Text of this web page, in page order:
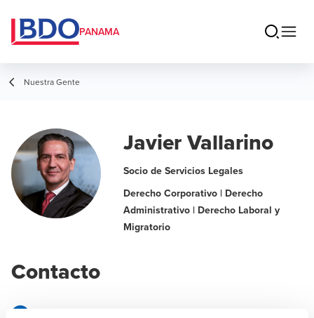
PANAMA
Nuestra Gente
Javier Vallarino
Socio de Servicios Legales
Derecho Corporativo | Derecho
Administrativo | Derecho Laboral y
Migratorio
Contacto